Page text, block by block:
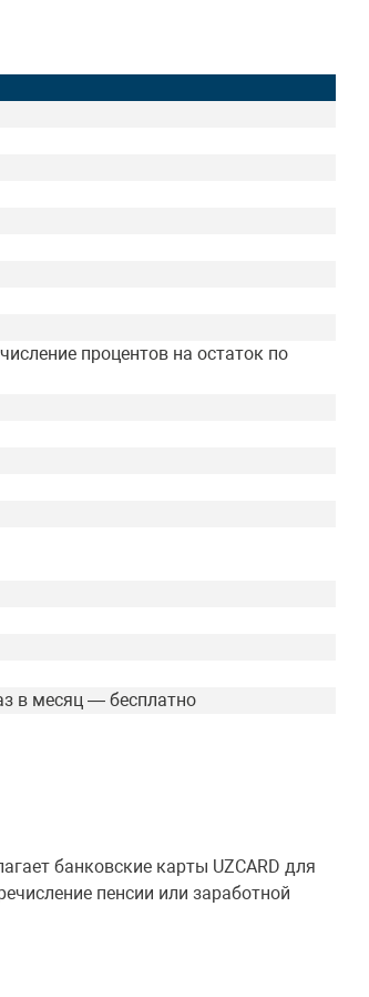
процентов на остаток по
в месяц — бесплатно
банковские карты UZCARD для
пенсии или заработной